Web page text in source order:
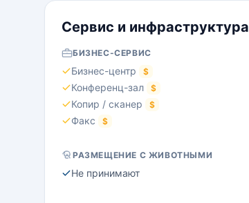
Сервис и инфраструктура
БИЗНЕС-СЕРВИС
Бизнес-центр $
Конференц-зал $
Копир / сканер $
Факс $
РАЗМЕЩЕНИЕ С ЖИВОТНЫМИ
Не принимают